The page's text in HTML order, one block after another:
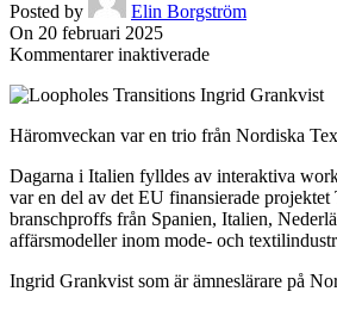
Posted by
Elin Borgström
On 20 februari 2025
Kommentarer inaktiveradeför
för
omställning
i
mål
Häromveckan var en trio från Nordiska
Dagarna i Italien fylldes av interaktiva
var en del av det EU finansierade
branschproffs från Spanien, Italien,
affärsmodeller inom mode- och
Ingrid Grankvist som är ämneslärare på